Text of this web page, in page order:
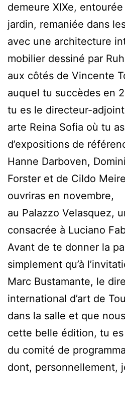
demeure XIXe,
jardin, remaniée dans
avec une architecture
mobilier dessiné par
aux côtés de Vincente
auquel tu succèdes en
tu es le directeur-
arte Reina Sofia où tu
d’expositions de
Hanne Darboven,
Forster et de Cildo
ouvriras en novembre,
au Palazzo Velasquez,
consacrée à Luciano
Avant de te donner la
simplement qu’à
Marc Bustamante, le
international d’art de
dans la salle et que
cette belle édition, tu
du comité de
dont, personnellement,